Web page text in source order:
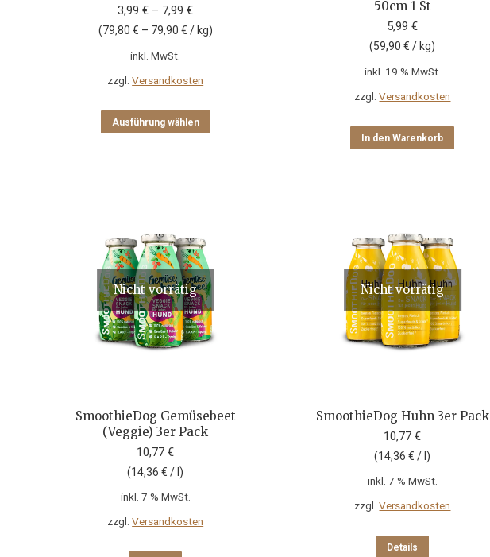
3,99€ – 7,99€
(79,80 € – 79,90 € / kg)
inkl. MwSt.
zzgl.Versandkosten
Ausführung wählen
Produkt
der
Produktseite
gewählt
werden
50cm 1 St
5,99€
(59,90€ / kg)
inkl. 19 % MwSt.
zzgl.Versandkosten
In den Warenkorb
Nicht vorrätig
SmoothieDog Gemüsebeet
(Veggie) 3er Pack
10,77€
(14,36€ / l)
inkl. 7 % MwSt.
zzgl.Versandkosten
Nicht vorrätig
SmoothieDog Huhn 3er Pack
10,77€
(14,36€ / l)
inkl. 7 % MwSt.
zzgl.Versandkosten
Details